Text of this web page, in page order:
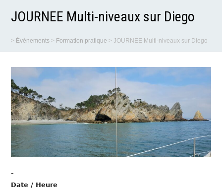
JOURNEE Multi-niveaux sur Diego
> Évènements > Formation pratique >JOURNEE Multi-niveaux sur Diego
-
Date / Heure